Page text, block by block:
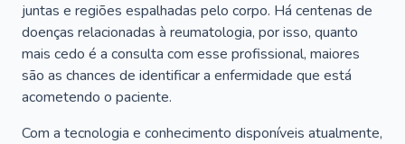
juntas e regiões espalhadas pelo corpo. Há centenas de
doenças relacionadas à reumatologia, por isso, quanto
mais cedo é a consulta com esse profissional, maiores
são as chances de identificar a enfermidade que está
acometendo o paciente.
Com a tecnologia e conhecimento disponíveis atualmente,